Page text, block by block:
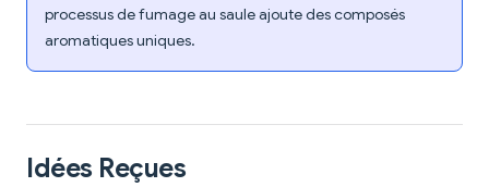
processus de fumage au saule ajoute des composés
aromatiques uniques.
Idées Reçues